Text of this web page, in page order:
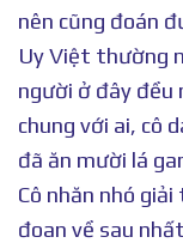
nên cũng đoán
Uy Việt thường
người ở đây đều
chung với ai, cô
đã ăn mười lá
Cô nhăn nhó
đoan về sau